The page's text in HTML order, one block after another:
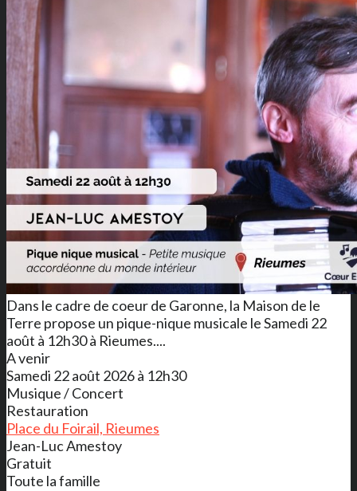
Dans le cadre de coeur de Garonne, la Maison de le
Terre propose un pique-nique musicale le Samedi 22
août à 12h30 à Rieumes....
A venir
Samedi 22 août 2026 à 12h30
Musique / Concert
Restauration
Place du Foirail, Rieumes
Jean-Luc Amestoy
Gratuit
Toute la famille